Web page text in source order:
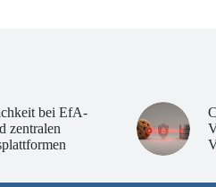
bei EfA-
zentralen